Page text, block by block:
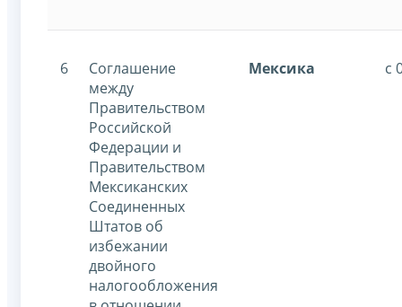
6
Соглашение
между
Правительством
Российской
Федерации и
Правительством
Мексиканских
Соединенных
Штатов об
избежании
двойного
налогообложения
Мексика с